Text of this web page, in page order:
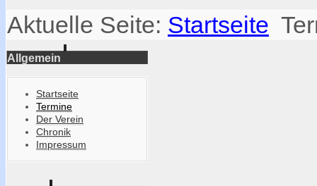
Aktuelle Seite: Startseite
Allgemein
Startseite
Termine
Der Verein
Chronik
Impressum